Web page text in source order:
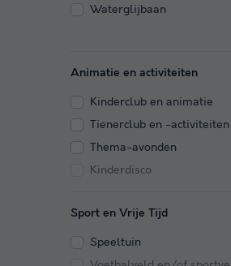
Waterglijbaan
Animatie en activiteiten
Kinderclub en animatie
Tienerclub en -activiteiten
Thema-avonden
Kinderdisco
Sport en Vrije Tijd
Speeltuin